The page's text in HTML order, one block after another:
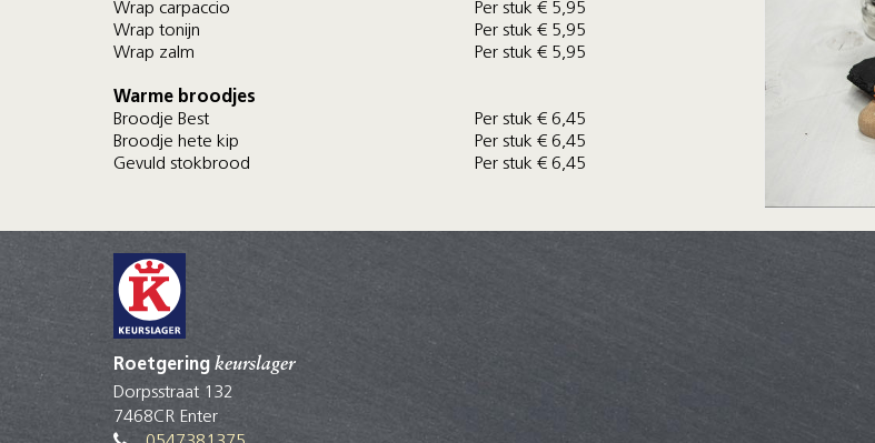
Wrap carpaccio
Per stuk € 5,95
Wrap tonijn
Per stuk € 5,95
Wrap zalm
Per stuk € 5,95
Warme broodjes
Broodje Best
Per stuk € 6,45
Broodje hete kip
Per stuk € 6,45
Gevuld stokbrood
Per stuk € 6,45
Roetgering keurslager
Dorpsstraat 132
7468CR Enter